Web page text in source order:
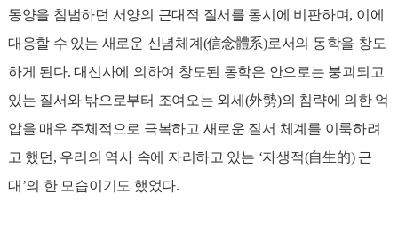
동양을 침범하던 서양의 근대적 질서를 동시에 비판하며, 이에
대응할 수 있는 새로운 신념체계(信念體系)로서의 동학을 창도
하게 된다. 대신사에 의하여 창도된 동학은 안으로는 붕괴되고
있는 질서와 밖으로부터 조여오는 외세(外勢)의 침략에 의한 억
압을 매우 주체적으로 극복하고 새로운 질서 체계를 이룩하려
고 했던, 우리의 역사 속에 자리하고 있는 ‘자생적(自生的) 근
대’의 한 모습이기도 했었다.